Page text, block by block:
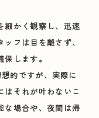
細かく観察し、迅速
フは目を離さず、
します。
的ですが、実際に
はそれが叶わないこ
な場合や、夜間は帰